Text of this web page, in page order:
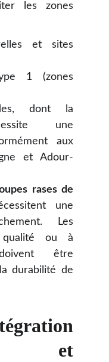
les zones
et sites
1 (zones
dont la
une
aux
et Adour-
rases de
une
Les
qualité ou à
être
durabilité de
et